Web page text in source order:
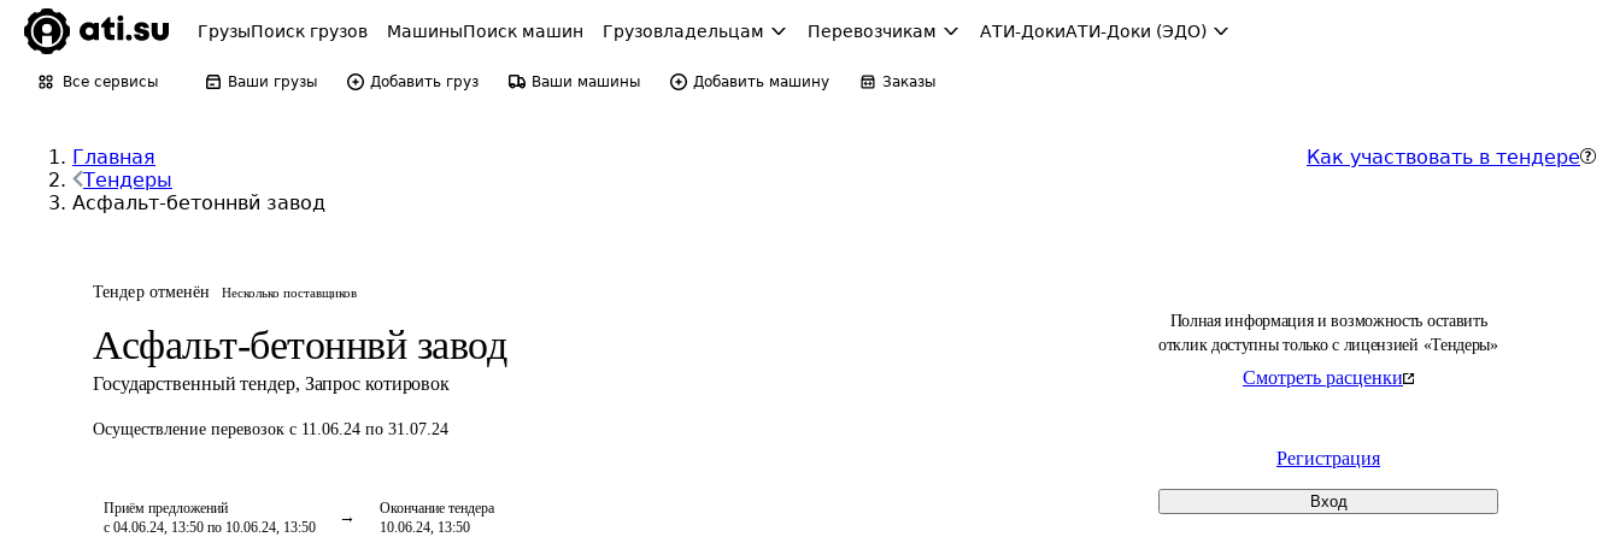
ГрузыПоиск грузов МашиныПоиск машин Грузовладельцам Перевозчикам АТИ-ДокиАТИ-Доки (ЭДО)
Все сервисы Ваши грузы Добавить груз Ваши машины Добавить машину Заказы
Главная
Тендеры
Асфальт-бетоннвй завод
Как участвовать в тендере
Тендер отменён Несколько поставщиков
Асфальт-бетоннвй завод
Государственный тендер, Запрос котировок
Осуществление перевозок с 11.06.24 по 31.07.24
Приём предложений
с 04.06.24, 13:50 по 10.06.24, 13:50
Окончание тендера
10.06.24, 13:50
Полная информация и возможность оставить
отклик доступны только с лицензией «Тендеры»
Смотреть расценки
Регистрация
Вход